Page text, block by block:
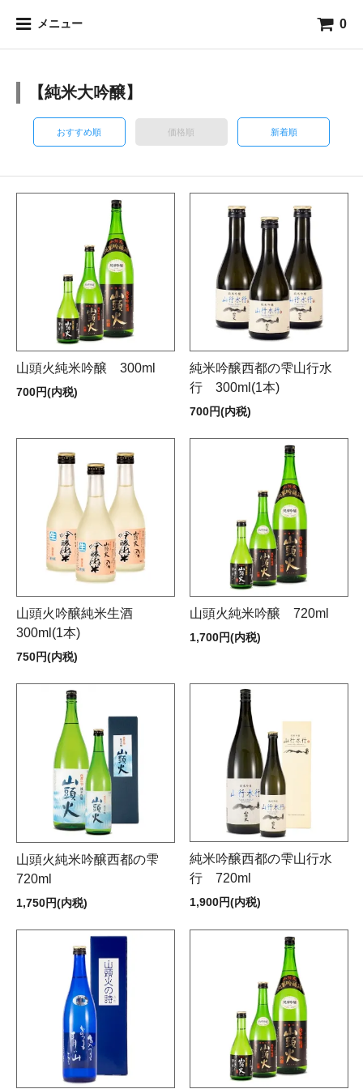
メニュー 0
【純米大吟醸】
おすすめ順 価格順 新着順
山頭火純米吟醸 300ml
700円(内税)
純米吟醸西都の雫山行水
行 300ml(1本)
700円(内税)
山頭火吟醸純米生酒
300ml(1本)
750円(内税)
山頭火純米吟醸 720ml
1,700円(内税)
山頭火純米吟醸西都の雫
720ml
1,750円(内税)
純米吟醸西都の雫山行水
行 720ml
1,900円(内税)